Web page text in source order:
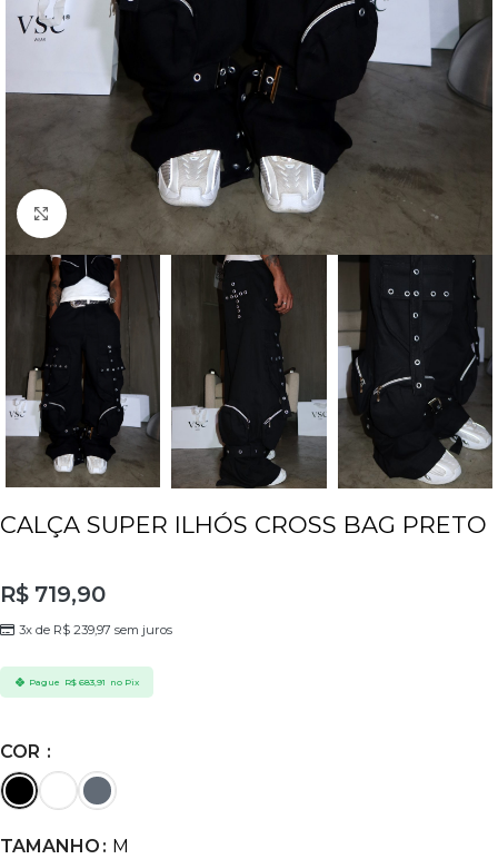
Clique para ampliar
CALÇA SUPER ILHÓS CROSS BAG PRETO
R$ 719,90
3x de R$ 239,97 sem juros
Pague R$683,91 no Pix
COR
TAMANHO M